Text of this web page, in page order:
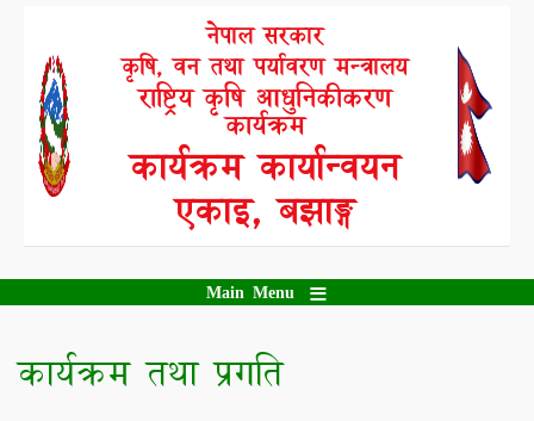
content
नेपाल सरकार
कृषि, वन तथा पर्यावरण मन्त्रालय
राष्ट्रिय कृषि आधुनिकीकरण
कार्यक्रम
कार्यक्रम कार्यान्वयन
एकाइ, बझाङ्ग
Main Menu
कार्यक्रम तथा प्रगति